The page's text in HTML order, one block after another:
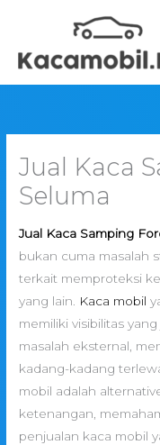
content
Jual Kaca
Seluma
Jual Kaca Samping
bukan cuma masalah
terkait memproteksi
yang lain. Kaca mobil
memiliki visibilitas
masalah eksternal,
kadang-kadang
mobil adalah
ketenangan,
penjualan kaca mobil